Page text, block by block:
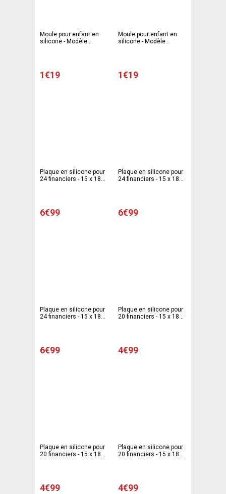
Moule pour enfant en
silicone - Modèle
1€19
Moule pour enfant en
silicone - Modèle
1€19
Plaque en silicone pour
24 financiers - 15 x 18
6€99
Plaque en silicone pour
24 financiers - 15 x 18
6€99
Plaque en silicone pour
24 financiers - 15 x 18
6€99
Plaque en silicone pour
20 financiers - 15 x 18
4€99
Plaque en silicone pour
20 financiers - 15 x 18
4€99
Plaque en silicone pour
20 financiers - 15 x 18
4€99